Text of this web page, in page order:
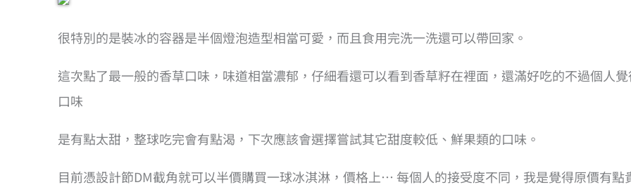
很特別的是裝冰的容器是半個燈泡造型相當可愛，而且食用完洗一洗還可以帶回家。
這次點了最一般的香草口味，味道相當濃郁，仔細看還可以看到香草籽在裡面，還滿好吃的不過個人
口味
是有點太甜，整球吃完會有點渴，下次應該會選擇嘗試其它甜度較低、鮮果類的口味。
目前憑設計節DM截角就可以半價購買一球冰淇淋，價格上… 每個人的接受度不同，我是覺得原價有點